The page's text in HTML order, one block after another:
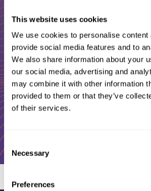
This website uses cookies
We use cookies to personalise content
provide social media features and to
We also share information about your
our social media, advertising and
may combine it with other information
provided to them or that they’ve
of their services.
Selection
Necessary
Preferences
projelerinizde size
yetenekli ve güler yüzlü bir
profesyonel mi
Bize Ulaşın